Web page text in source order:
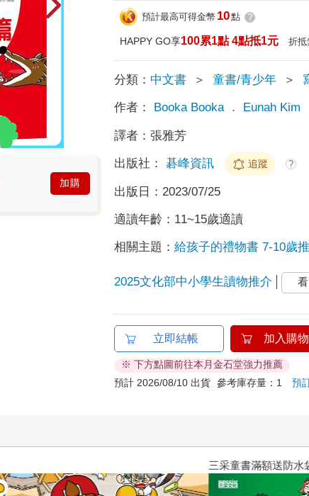
加購
預計最高可得金幣 10點 ?
HAPPY GO享100累1點 4點抵1元 折抵
分類： 中文書 ＞ 童書/青少年 ＞
作者： Booka Booka ． Eunah Kim
譯者：張雅芳
出版社： 碁峰資訊 追蹤 ?
出版日： 2023/07/25
適讀年齡： 11~15歲適讀
相關主題：給孩子的禮物書 7-10歲
2025文化部中小學生讀物推介
立即結帳 加入購
※ 下方點圖前往本月金石堂強力推薦
預計 2026/08/10 出貨 參考庫存量：1預
三采童書滿額送防水袋